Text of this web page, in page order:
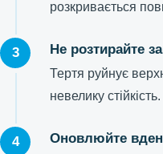
розкривається
Не розтирайте
Тертя руйнує
невелику стійкість.
Оновлюйте